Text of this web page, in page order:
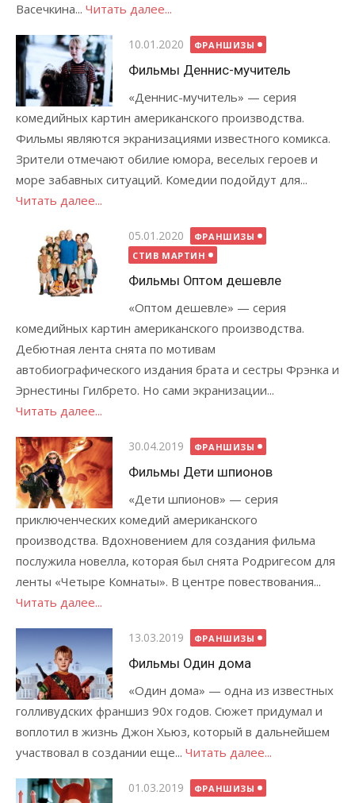
Васечкина... Читать далее...
Опубликовано
10.01.2020 ФРАНШИЗЫ
Фильмы Деннис-мучитель
«Деннис-мучитель» — серия
комедийных картин американского производства.
Фильмы являются экранизациями известного комикса.
Зрители отмечают обилие юмора, веселых героев и
море забавных ситуаций. Комедии подойдут для...
Читать далее...
Опубликовано
05.01.2020
ФРАНШИЗЫ
СТИВ МАРТИН
Фильмы Оптом дешевле
«Оптом дешевле» — серия
комедийных картин американского производства.
Дебютная лента снята по мотивам
автобиографического издания брата и сестры Фрэнка и
Эрнестины Гилбрето. Но сами экранизации...
Читать далее...
Опубликовано
30.04.2019 ФРАНШИЗЫ
Фильмы Дети шпионов
«Дети шпионов» — серия
приключенческих комедий американского
производства. Вдохновением для создания фильма
послужила новелла, которая был снята Родригесом для
ленты «Четыре Комнаты». В центре повествования...
Читать далее...
Опубликовано
13.03.2019 ФРАНШИЗЫ
Фильмы Один дома
«Один дома» — одна из известных
голливудских франшиз 90х годов. Сюжет придумал и
воплотил в жизнь Джон Хьюз, который в дальнейшем
участвовал в создании еще... Читать далее...
Опубликовано
01.03.2019 ФРАНШИЗЫ